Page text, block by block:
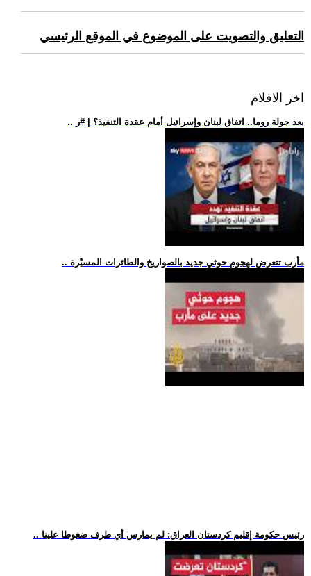
التعليق والتصويت على الموضوع في الموقع الرئيسي
اخر الافلام
.. بعد جولة روما.. اتفاق لبنان وإسرائيل أمام عقدة التنفيذ؟ | #ر
.. مأرب تتعرض لهجوم حوثي جديد بالصواريخ والطائرات المسيّرة
.. رئيس حكومة إقليم كردستان العراق: لم يمارس أي طرف ضغوطا علينا